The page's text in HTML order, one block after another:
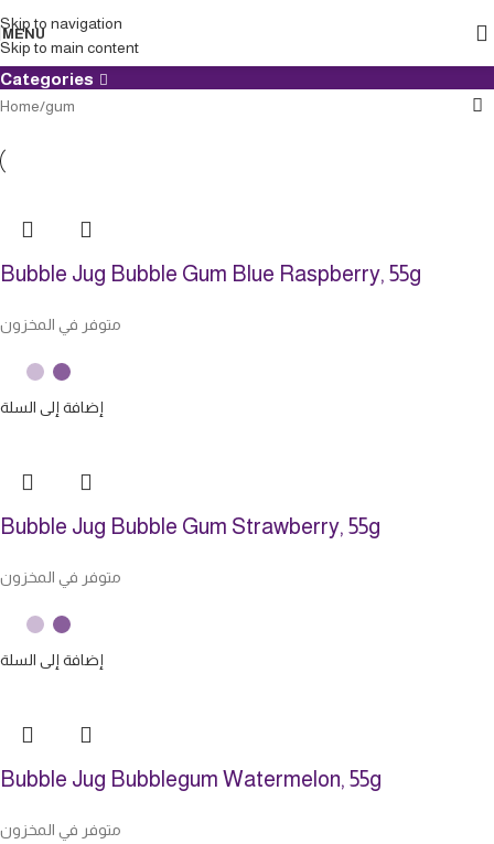
Skip to navigation
Skip to main content
MENU
gum
Categories
Home gum
Bubble Jug Bubble Gum Blue Raspberry, 55g
متوفر في المخزون
إضافة إلى السلة
Bubble Jug Bubble Gum Strawberry, 55g
متوفر في المخزون
إضافة إلى السلة
Bubble Jug Bubblegum Watermelon, 55g
متوفر في المخزون